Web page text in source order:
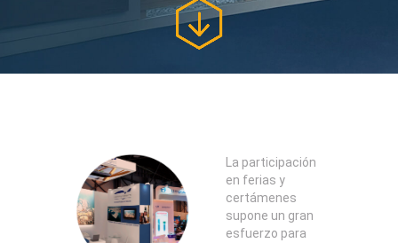
La participación
en ferias y
certámenes
supone un gran
esfuerzo para